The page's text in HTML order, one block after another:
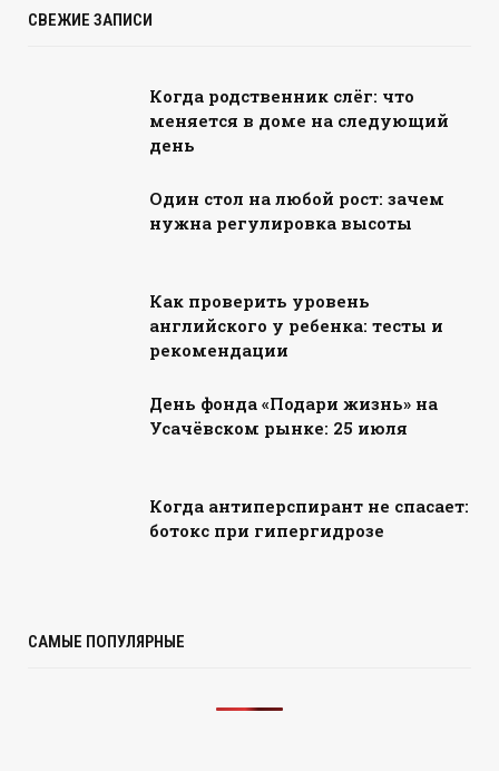
СВЕЖИЕ ЗАПИСИ
Когда родственник слёг: что
меняется в доме на следующий
день
Один стол на любой рост: зачем
нужна регулировка высоты
Как проверить уровень
английского у ребенка: тесты и
рекомендации
День фонда «Подари жизнь» на
Усачёвском рынке: 25 июля
Когда антиперспирант не спасает:
ботокс при гипергидрозе
САМЫЕ ПОПУЛЯРНЫЕ